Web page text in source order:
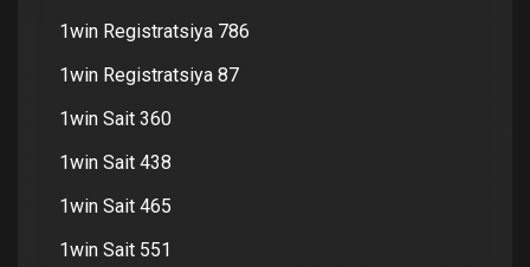
1win Registratsiya 786
1win Registratsiya 87
1win Sait 360
1win Sait 438
1win Sait 465
1win Sait 551